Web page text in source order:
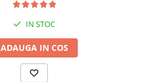
IN STOC
ADAUGA IN COS